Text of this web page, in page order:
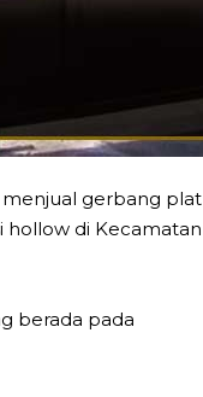
gerbang plat
hollow di Kecamatan
berada pada